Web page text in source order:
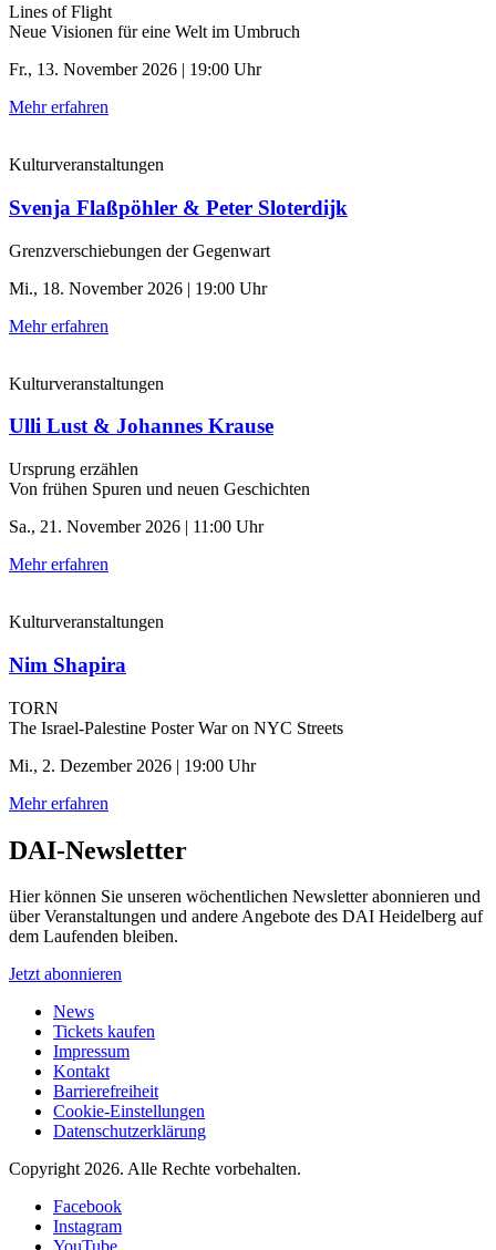
Lines of Flight
Neue Visionen für eine Welt im Umbruch
Fr., 13. November 2026 | 19:00 Uhr
Mehr erfahren
Kulturveranstaltungen
Svenja Flaßpöhler & Peter Sloterdijk
Grenzverschiebungen der Gegenwart
Mi., 18. November 2026 | 19:00 Uhr
Mehr erfahren
Kulturveranstaltungen
Ulli Lust & Johannes Krause
Ursprung erzählen
Von frühen Spuren und neuen Geschichten
Sa., 21. November 2026 | 11:00 Uhr
Mehr erfahren
Kulturveranstaltungen
Nim Shapira
TORN
The Israel-Palestine Poster War on NYC Streets
Mi., 2. Dezember 2026 | 19:00 Uhr
Mehr erfahren
DAI-Newsletter
Hier können Sie unseren wöchentlichen Newsletter abonnieren und
über Veranstaltungen und andere Angebote des DAI Heidelberg auf
dem Laufenden bleiben.
Jetzt abonnieren
News
Tickets kaufen
Impressum
Kontakt
Barrierefreiheit
Cookie-Einstellungen
Datenschutzerklärung
Copyright 2026. Alle Rechte vorbehalten.
Facebook
Instagram